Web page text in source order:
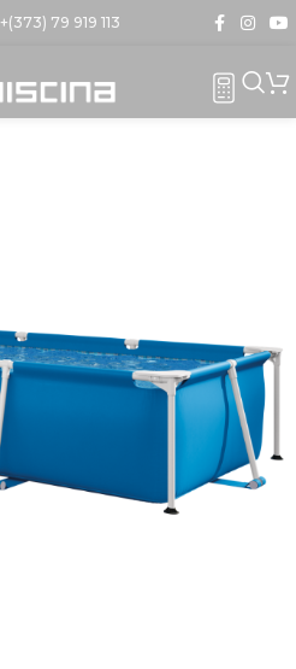
+(373) 79 919 113